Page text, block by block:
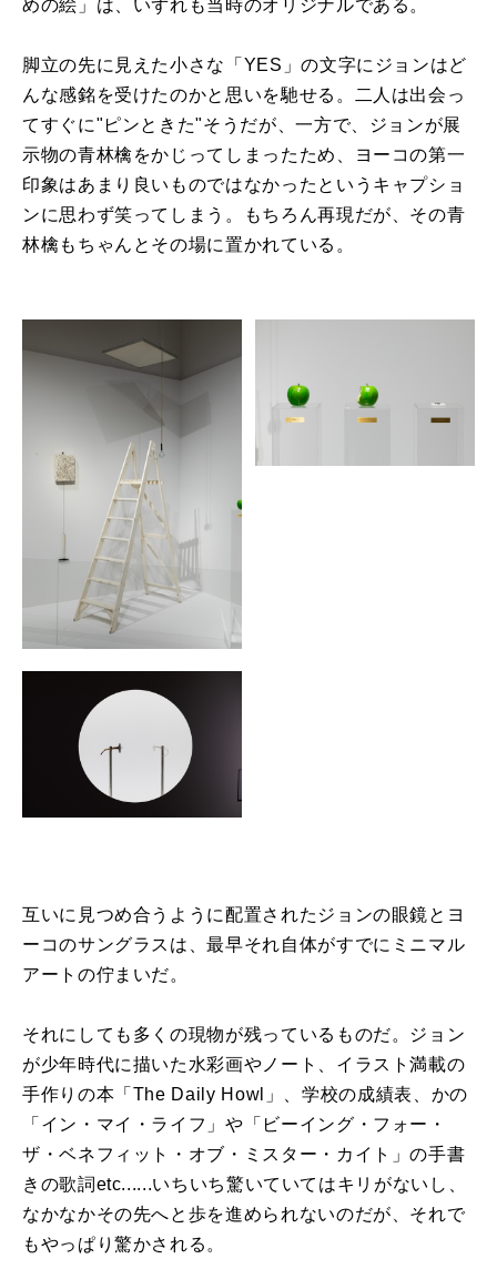
めの絵」は、いずれも当時のオリジナルである。
脚立の先に見えた小さな「YES」の文字にジョンはど
んな感銘を受けたのかと思いを馳せる。二人は出会っ
てすぐに"ピンときた"そうだが、一方で、ジョンが展
示物の青林檎をかじってしまったため、ヨーコの第一
印象はあまり良いものではなかったというキャプショ
ンに思わず笑ってしまう。もちろん再現だが、その青
林檎もちゃんとその場に置かれている。
互いに見つめ合うように配置されたジョンの眼鏡とヨ
ーコのサングラスは、最早それ自体がすでにミニマル
アートの佇まいだ。
それにしても多くの現物が残っているものだ。ジョン
が少年時代に描いた水彩画やノート、イラスト満載の
手作りの本「The Daily Howl」、学校の成績表、かの
「イン・マイ・ライフ」や「ビーイング・フォー・
ザ・ベネフィット・オブ・ミスター・カイト」の手書
きの歌詞etc......いちいち驚いていてはキリがないし、
なかなかその先へと歩を進められないのだが、それで
もやっぱり驚かされる。